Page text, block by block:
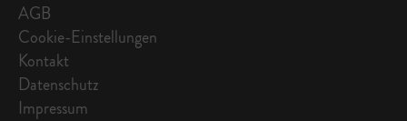
AGB
Cookie-Einstellungen
Kontakt
Datenschutz
Impressum